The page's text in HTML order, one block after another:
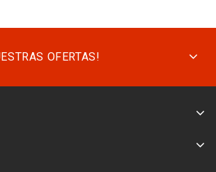
OFERTAS!